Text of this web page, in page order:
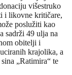
višestruko
i likovne kritičare,
poslužiti kao
sadrži 49 ulja na
obitelji i
krajolika, a
„Ratimira“ te